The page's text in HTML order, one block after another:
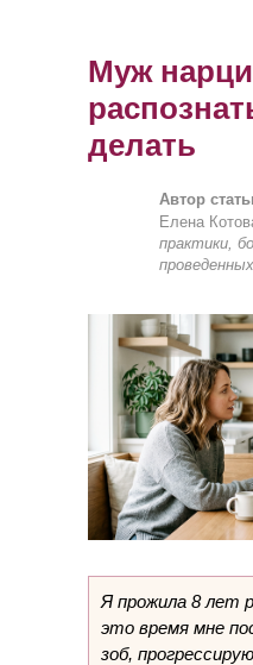
Муж
делать
Я прожила 8 лет
это время мне
зоб,
Автор
Елена
практики,